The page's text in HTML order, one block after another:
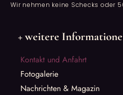
Wir nehmen keine Schecks oder
+ weitere
Kontakt und Anfahrt
Fotogalerie
Nachrichten & Magazin